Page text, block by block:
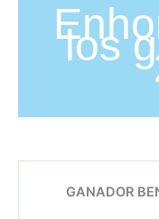
los
GANADOR